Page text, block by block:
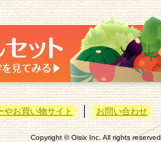
やお買い物サイト お問い合わせ
Copyright © Oisix Inc. All rights reserved